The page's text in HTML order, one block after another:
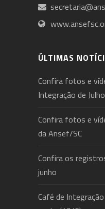
ÚLTIMAS
Confira fotos e
Integração de Julho
Confira fotos e
da Ansef/SC
Confira os
junho
Café de